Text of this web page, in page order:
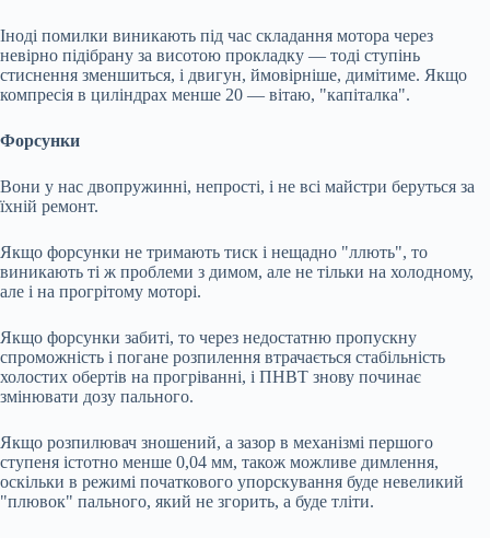
Іноді помилки виникають під час складання мотора через
невірно підібрану за висотою прокладку — тоді ступінь
стиснення зменшиться, і двигун, ймовірніше, димітиме. Якщо
компресія в циліндрах менше 20 — вітаю, "капіталка".
Форсунки
Вони у нас двопружинні, непрості, і не всі майстри беруться за
їхній ремонт.
Якщо форсунки не тримають тиск і нещадно "ллють", то
виникають ті ж проблеми з димом, але не тільки на холодному,
але і на прогрітому моторі.
Якщо форсунки забиті, то через недостатню пропускну
спроможність і погане розпилення втрачається стабільність
холостих обертів на прогріванні, і ПНВТ знову починає
змінювати дозу пального.
Якщо розпилювач зношений, а зазор в механізмі першого
ступеня істотно менше 0,04 мм, також можливе димлення,
оскільки в режимі початкового упорскування буде невеликий
"плювок" пального, який не згорить, а буде тліти.